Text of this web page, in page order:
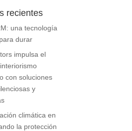
recientes
una tecnología
durar
impulsa el
con soluciones
y
climática en
la protección